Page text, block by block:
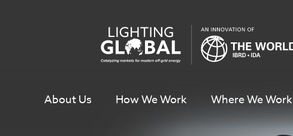
About Us How We Work Where We Work